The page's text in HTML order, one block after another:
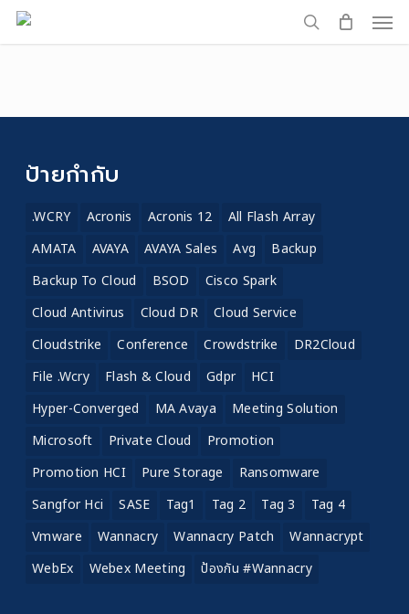
Skip
to
search
ป้ายกำกับ
.WCRY Acronis Acronis 12
All Flash Array
AMATA
AVAYA AVAYA Sales Avg
Backup
Backup To Cloud
BSOD
Cisco Spark
Cloud Antivirus
Cloud DR
Cloud Service
Cloudstrike
Conference Crowdstrike
DR2Cloud
File .wcry
Flash & Cloud Gdpr
HCI
Hyper-Converged
MA Avaya
Meeting Solution
Microsoft
Private Cloud
Promotion
Promotion HCI
Pure Storage
Ransomware
Sangfor Hci
SASE Tag1 Tag 2 Tag 3
Tag 4
Vmware
Wannacry Wannacry Patch
Wannacrypt
WebEx
Webex Meeting ป้องกัน #wannacry